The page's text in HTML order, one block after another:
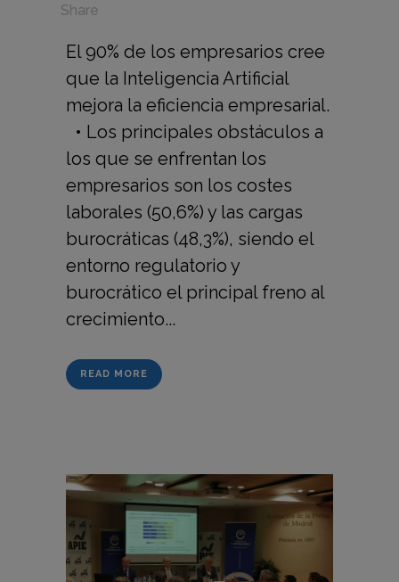
Share
El 90% de los empresarios cree
que la Inteligencia Artificial
mejora la eficiencia empresarial.
• Los principales obstáculos a
los que se enfrentan los
empresarios son los costes
laborales (50,6%) y las cargas
burocráticas (48,3%), siendo el
entorno regulatorio y
burocrático el principal freno al
crecimiento...
READ MORE